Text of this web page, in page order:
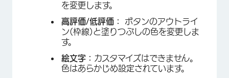
を変更します。
高評価/低評価： ボタンのアウトライ
ン(枠線)と塗りつぶしの色を変更しま
す。
絵文字： カスタマイズはできません。
色はあらかじめ設定されています。